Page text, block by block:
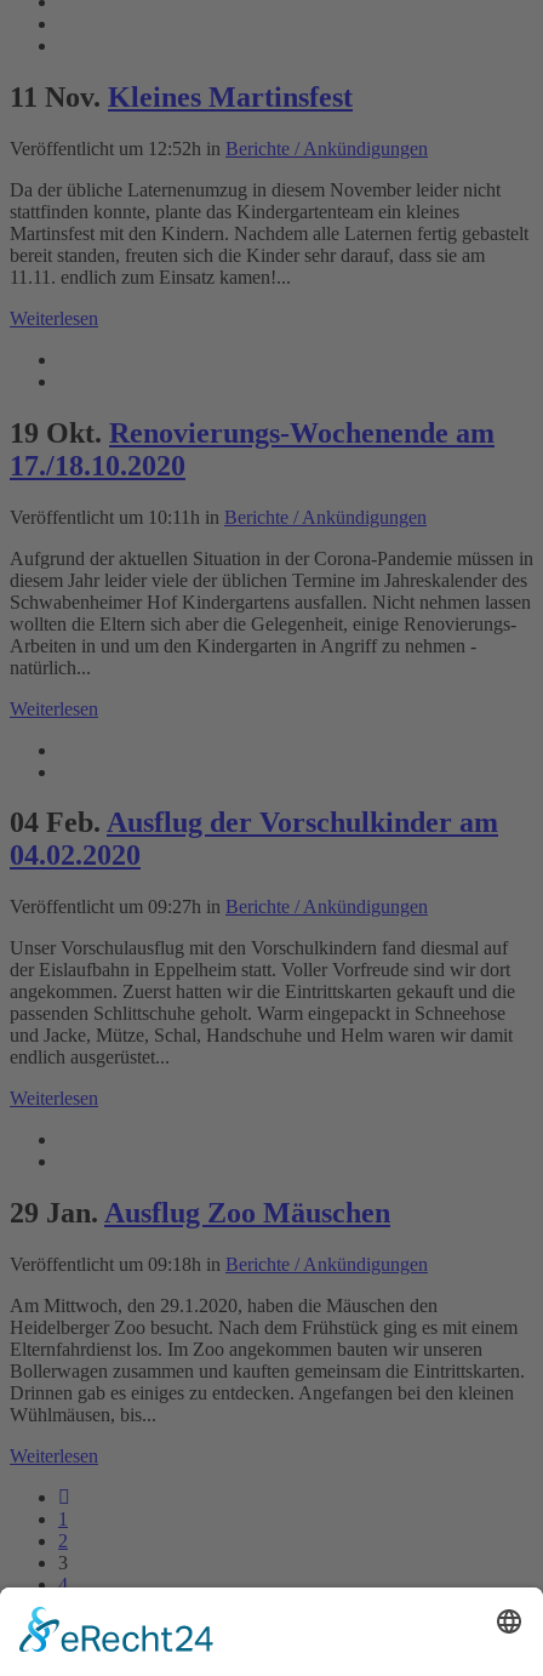
11 Nov. Kleines Martinsfest
Veröffentlicht um 12:52h in Berichte / Ankündigungen
Da der übliche Laternenumzug in diesem November leider nicht
stattfinden konnte, plante das Kindergartenteam ein kleines
Martinsfest mit den Kindern. Nachdem alle Laternen fertig gebastelt
bereit standen, freuten sich die Kinder sehr darauf, dass sie am
11.11. endlich zum Einsatz kamen!...
Weiterlesen
19 Okt. Renovierungs-Wochenende am
17./18.10.2020
Veröffentlicht um 10:11h in Berichte / Ankündigungen
Aufgrund der aktuellen Situation in der Corona-Pandemie müssen in
diesem Jahr leider viele der üblichen Termine im Jahreskalender des
Schwabenheimer Hof Kindergartens ausfallen. Nicht nehmen lassen
wollten die Eltern sich aber die Gelegenheit, einige Renovierungs-
Arbeiten in und um den Kindergarten in Angriff zu nehmen -
natürlich...
Weiterlesen
04 Feb. Ausflug der Vorschulkinder am
04.02.2020
Veröffentlicht um 09:27h in Berichte / Ankündigungen
Unser Vorschulausflug mit den Vorschulkindern fand diesmal auf
der Eislaufbahn in Eppelheim statt. Voller Vorfreude sind wir dort
angekommen. Zuerst hatten wir die Eintrittskarten gekauft und die
passenden Schlittschuhe geholt. Warm eingepackt in Schneehose
und Jacke, Mütze, Schal, Handschuhe und Helm waren wir damit
endlich ausgerüstet...
Weiterlesen
29 Jan. Ausflug Zoo Mäuschen
Veröffentlicht um 09:18h in Berichte / Ankündigungen
Am Mittwoch, den 29.1.2020, haben die Mäuschen den
Heidelberger Zoo besucht. Nach dem Frühstück ging es mit einem
Elternfahrdienst los. Im Zoo angekommen bauten wir unseren
Bollerwagen zusammen und kauften gemeinsam die Eintrittskarten.
Drinnen gab es einiges zu entdecken. Angefangen bei den kleinen
Wühlmäusen, bis...
Weiterlesen
1
2
3
4
Kurzinfo